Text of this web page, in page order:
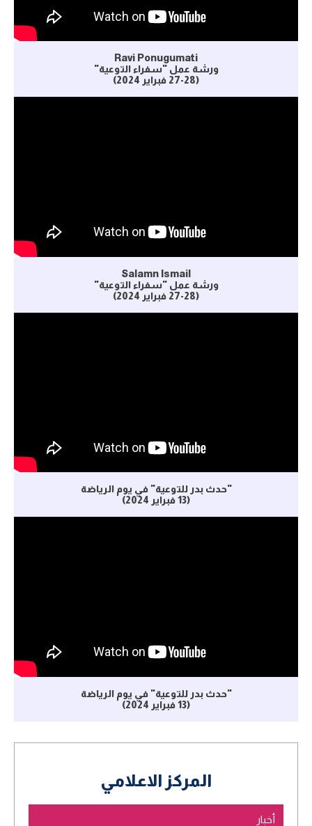
المركز الاعلامي
أخبار
Ravi Ponugumati
ورشة عمل "سفراء التوعية"
(27-28 فبراير 2024)
Salamn Ismail
ورشة عمل "سفراء التوعية"
(27-28 فبراير 2024)
"حدث بدر للتوعية" في يوم الرياضة
(13 فبراير 2024)
"حدث بدر للتوعية" في يوم الرياضة
(13 فبراير 2024)